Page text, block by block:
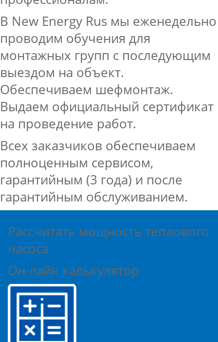
В New Energy Rus мы еженедельно
проводим обучения для
монтажных групп с последующим
выездом на объект.
Обеспечиваем шефмонтаж.
Выдаем официальный сертификат
на проведение работ.
Всех заказчиков обеспечиваем
полноценным сервисом,
гарантийным (3 года) и после
гарантийным обслуживанием.
Раcсчитать мощность теплового
насоса
Он-лайн калькулятор